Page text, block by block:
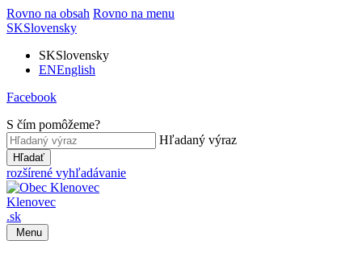
Rovno na obsah Rovno na menu
SKSlovensky
SKSlovensky
ENEnglish
Facebook
S čím pomôžeme?
Hľadaný výraz
Hľadať
rozšírené vyhľadávanie
Klenovec
.sk
Menu